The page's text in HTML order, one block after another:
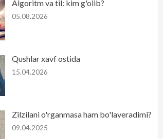
Algoritm va til: kim g'olib?
05.08.2026
Qushlar xavf ostida
15.04.2026
Zilzilani o'rganmasa ham bo'laveradimi?
09.04.2025